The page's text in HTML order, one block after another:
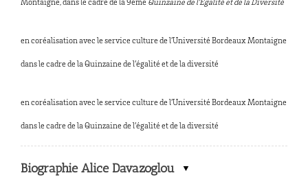
Montaigne, dans le cadre de la 9ème Quinzaine de l’Egalité et de la Diversité
en coréalisation avec le service culture de l’Université Bordeaux Montaigne
dans le cadre de la Quinzaine de l’égalité et de la diversité
en coréalisation avec le service culture de l’Université Bordeaux Montaigne
dans le cadre de la Quinzaine de l’égalité et de la diversité
Biographie Alice Davazoglou